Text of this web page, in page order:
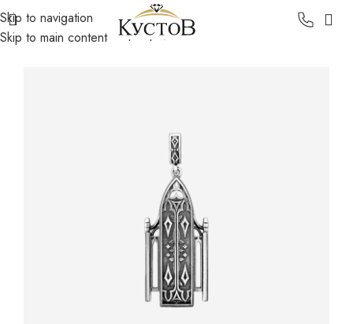
Skip to navigation
Skip to main content
Главная Каталог Серебро Подвески